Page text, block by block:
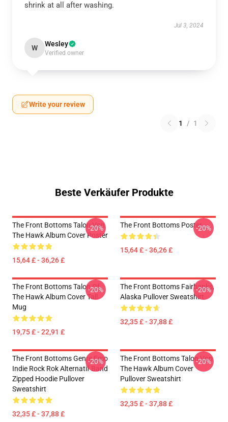
shrink at all after washing.
Jul 3, 2024
W Wesley
Verified owner
Write your review
1 / 1
Beste Verkäufer Produkte
The Front Bottoms Talon Von
The Hawk Album Cover Poster
15,64 £ - 36,26 £
-20% The Front Bottoms Poster
15,64 £ - 36,26 £
-20%
The Front Bottoms Talon Of
The Hawk Album Cover Tall
Mug
19,75 £ - 22,91 £
-20%
The Front Bottoms Fairbanks,
Alaska Pullover Sweatshirt
32,35 £ - 37,88 £
-20%
The Front Bottoms Genre Emo
Indie Rock Rok Alternatif Band
Zipped Hoodie Pullover
Sweatshirt
32,35 £ - 37,88 £
-20%
The Front Bottoms Talon Von
The Hawk Album Cover
Pullover Sweatshirt
32,35 £ - 37,88 £
-20%